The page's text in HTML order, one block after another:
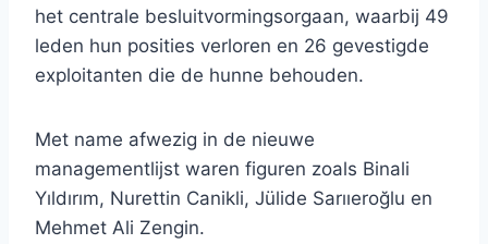
het centrale besluitvormingsorgaan, waarbij 49
leden hun posities verloren en 26 gevestigde
exploitanten die de hunne behouden.
Met name afwezig in de nieuwe
managementlijst waren figuren zoals Binali
Yıldırım, Nurettin Canikli, Jülide Sarııeroğlu en
Mehmet Ali Zengin.